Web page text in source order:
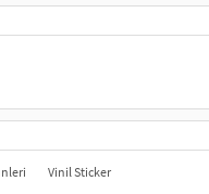
Vinil Sticker